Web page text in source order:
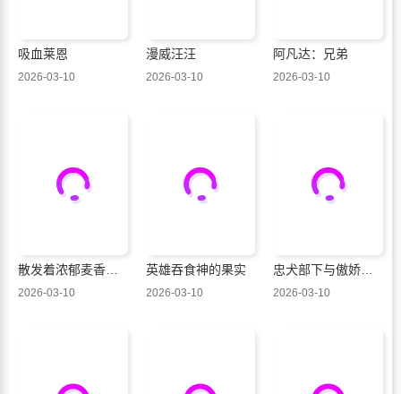
吸血莱恩
2026-03-10
漫威汪汪
2026-03-10
阿凡达：兄弟
2026-03-10
散发着浓郁麦香的你我
2026-03-10
英雄吞食神的果实
2026-03-10
忠犬部下与傲娇少尉
2026-03-10